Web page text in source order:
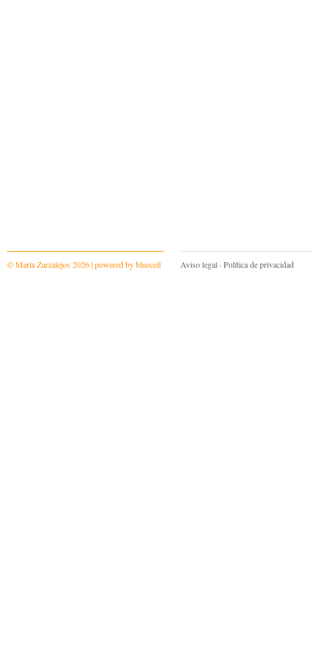
© María Zarzalejos 2026 | powered bybluecell Aviso legal · Política de privacidad